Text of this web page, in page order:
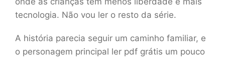
tecnologia. Não vou ler o resto da série.
A história parecia seguir um caminho familiar, e
o personagem principal ler pdf grátis um pouco